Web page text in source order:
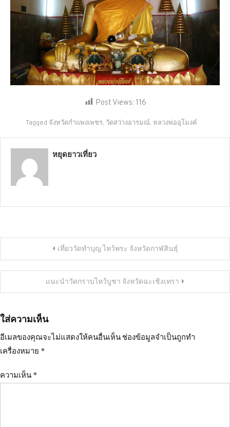
Post Views: 116
Tagged จังหวัดกำแพงเพชร, วัดสว่างอารมณ์, หลวงพ่ออุโมงค์
หยุดยาวเที่ยว
แนะแนว
เรื่อง
เที่ยววัดทำบุญ ไหว้พระ จังหวัดกาฬสินธุ์
แนะนำวัดกราบไหว้บูชา จังหวัดฉะเชิงเทรา
ใส่ความเห็น
อีเมลของคุณจะไม่แสดงให้คนอื่นเห็น ช่องข้อมูลจำเป็นถูกทำ
เครื่องหมาย *
ความเห็น *